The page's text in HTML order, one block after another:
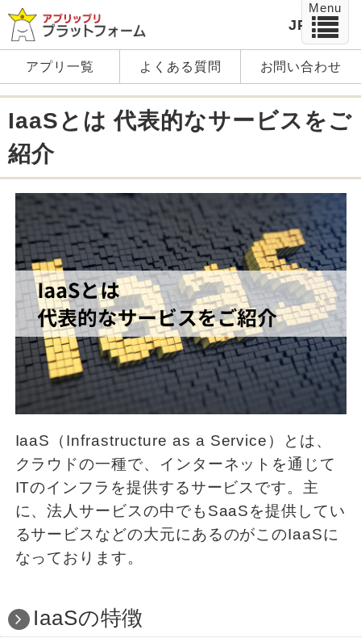
JP EN
アプリ一覧 よくある質問 お問い合わせ
IaaSとは 代表的なサービスをご
紹介
IaaS（Infrastructure as a Service）とは、
クラウドの一種で、インターネットを通じて
ITのインフラを提供するサービスです。主
に、法人サービスの中でもSaaSを提供してい
るサービスなどの大元にあるのがこのIaaSに
なっております。
IaaSの特徴
Menu